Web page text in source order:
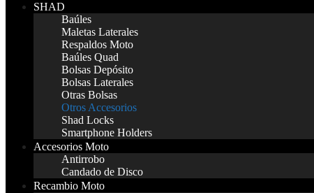
SHAD
Baúles
Maletas Laterales
Respaldos Moto
Baúles Quad
Bolsas Depósito
Bolsas Laterales
Otras Bolsas
Otros Accesorios
Shad Locks
Smartphone Holders
Accesorios Moto
Antirrobo
Candado de Disco
Recambio Moto